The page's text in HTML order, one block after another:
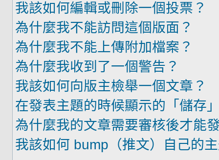
我該如何編輯或刪除一個投票？
為什麼我不能訪問這個版面？
為什麼我不能上傳附加檔案？
為什麼我收到了一個警告？
我該如何向版主檢舉一個文章？
在發表主題的時候顯示的「儲存
為什麼我的文章需要審核後才能
我該如何 bump（推文）自己的